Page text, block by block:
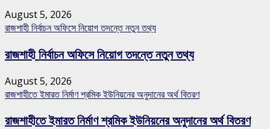
August 5, 2026
রাজশাহী নির্বাচন অফিসে নিয়োগ তদন্তে নতুন তথ্য
রাজশাহী নির্বাচন অফিসে নিয়োগ তদন্তে নতুন তথ্য
August 5, 2026
রাজশাহীতে ইমারত নির্মাণ শ্রমিক ইউনিয়নের অনুদানের অর্থ বিতরণ
রাজশাহীতে ইমারত নির্মাণ শ্রমিক ইউনিয়নের অনুদানের অর্থ বিতরণ